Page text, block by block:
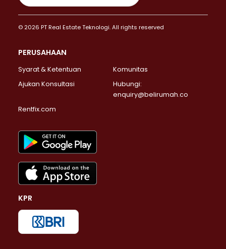
© 2026 PT Real Estate Teknologi. All rights reserved
PERUSAHAAN
Syarat & Ketentuan
Komunitas
Ajukan Konsultasi
Hubungi:
enquiry@belirumah.co
Rentfix.com
KPR